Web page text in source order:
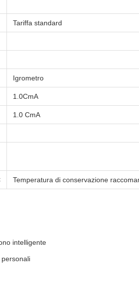
Tariffa standard
Igrometro
1.0CmA
1.0 CmA
Temperatura di conservazione
intelligente